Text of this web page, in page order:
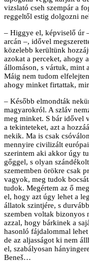
vizslató cseh szempár a
reggeltől estig dolgozni
– Higgye el, képviselő úr
arcán –, idővel
közelebb kerültünk
azokat a perceket, ahogy
állomáson, s vártuk, mint
Máig nem tudom
ahogy minket firtattak,
– Később elmondták
magyarokról. A szláv
meg minket. S bár idővel
a tekinteteket, azt a
nekik. Ma is csak
mennyire civilizált
szerintem aki akkor úgy
gőggel, s olyan
szememben örökre csak
vagyok, meg tudok
tudok. Megértem az ő
el, hogy azt úgy lehet a
állatok szintjére, s
szemben voltak bizonyos
azzal, hogy bárkinek a
hasonló fájdalommal
de az aljasságot ki nem
el, szabályosan
Beneš…